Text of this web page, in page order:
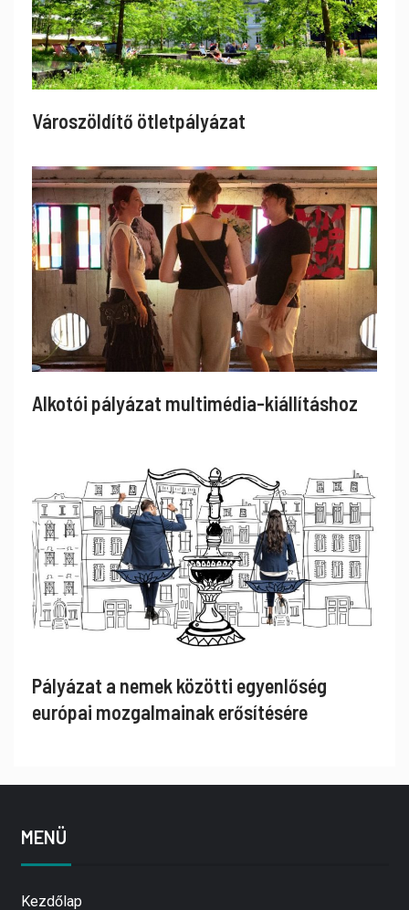
Városzöldítő ötletpályázat
Alkotói pályázat multimédia-kiállításhoz
Pályázat a nemek közötti egyenlőség
európai mozgalmainak erősítésére
MENÜ
Kezdőlap